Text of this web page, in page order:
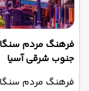
فرهنگ مردم
جنوب شرقی آسیا
فرهنگ مردم